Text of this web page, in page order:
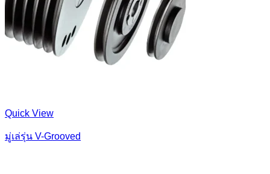
Quick View
มู่เล่รุ่น V-Grooved